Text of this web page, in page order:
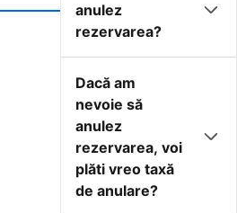
anulez
rezervarea?
Dacă am
nevoie să
anulez
rezervarea, voi
plăti vreo taxă
de anulare?